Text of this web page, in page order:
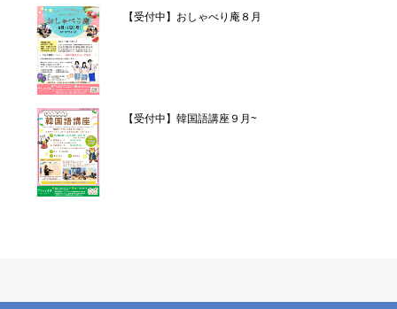
【受付中】おしゃべり庵８月
【受付中】韓国語講座９月~